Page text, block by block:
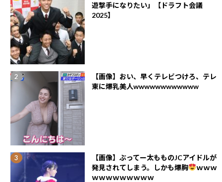
遊撃手になりたい」【ドラフト会議
2025】
【画像】おい、早くテレビつけろ、テレ
東に爆乳美人wwwwwwwwwwww
【画像】ぶってー太もものJCアイドルが
発見されてしまう。しかも爆胸
ｗｗｗ
ｗｗｗｗｗｗｗｗｗ